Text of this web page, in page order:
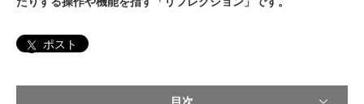
ポスト